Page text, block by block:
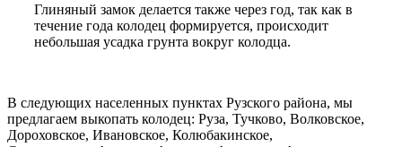
Глиняный замок делается также через год, так как в
течение года колодец формируется, происходит
небольшая усадка грунта вокруг колодца.
В следующих населенных пунктах Рузского района, мы
предлагаем выкопать колодец: Руза, Тучково, Волковское,
Дороховское, Ивановское, Колюбакинское,